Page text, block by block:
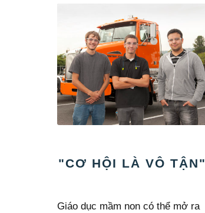
"CƠ HỘI LÀ VÔ TẬN"
Giáo dục mầm non có thể mở ra